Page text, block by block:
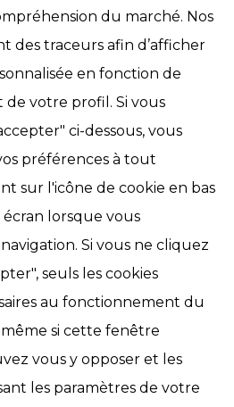
du marché. Nos
des traceurs afin d’afficher
en fonction de
votre profil. Si vous
ci-dessous, vous
préférences à tout
sur l'icône de cookie en bas
lorsque vous
Si vous ne cliquez
seuls les cookies
au fonctionnement du
si cette fenêtre
vous y opposer et les
les paramètres de votre